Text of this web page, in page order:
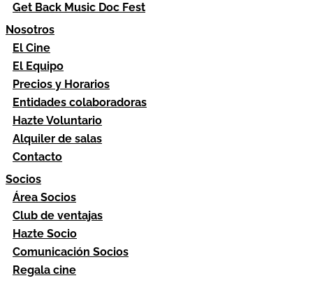
Get Back Music Doc Fest
Nosotros
El Cine
El Equipo
Precios y Horarios
Entidades colaboradoras
Hazte Voluntario
Alquiler de salas
Contacto
Socios
Área Socios
Club de ventajas
Hazte Socio
Comunicación Socios
Regala cine